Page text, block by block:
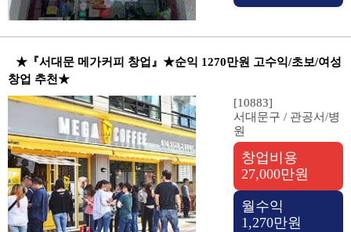
★『서대문 메가커피 창업』★순익 1270만원 고수익/초보/여성
창업 추천★
[10883]
서대문구 / 관공서/병
원
창업비용
27,000만원
월수익
1,270만원